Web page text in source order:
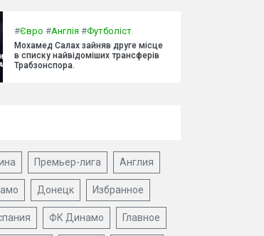
#Євро #Англія #Футболіст
Мохамед Салах зайняв друге місце
в списку найвідоміших трансферів
Трабзонспора.
Премьер-лига Англия
Донецк Избранное
ФК Динамо Главное